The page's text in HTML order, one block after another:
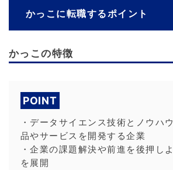
かっこに転職するポイント
かっこの特徴
POINT
・データサイエンス技術とノウハ
品やサービスを開発する企業
・企業の課題解決や前進を後押し
を展開